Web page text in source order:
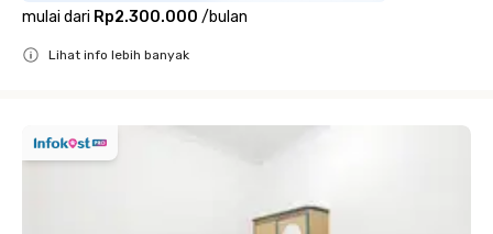
mulai dari Rp2.300.000 /bulan
Lihat info lebih banyak